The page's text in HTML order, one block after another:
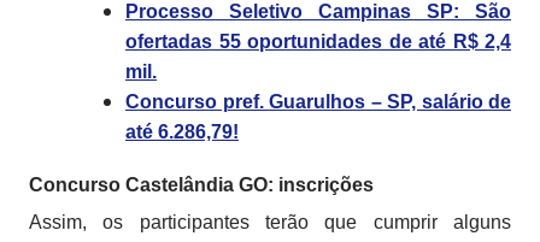
Processo Seletivo Campinas SP: São
ofertadas 55 oportunidades de até R$ 2,4
mil.
Concurso pref. Guarulhos – SP, salário de
até 6.286,79!
Concurso Castelândia GO: inscrições
Assim, os participantes terão que cumprir alguns